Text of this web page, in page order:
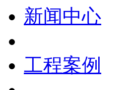
新闻中心
工程案例